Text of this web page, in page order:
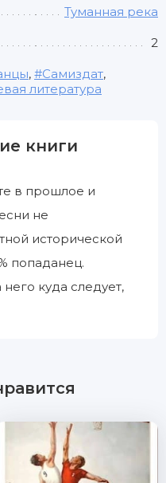
Туманная река
2
, Самиздат,
литература
книги
в прошлое и
не
исторической
попаданец.
куда следует,